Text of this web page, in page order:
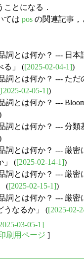
とになる．
ては pos の関連記事
詞とは何か？ --- 日本
る」 ([2025-02-04-1])
詞とは何か？ --- ただ
[2025-02-05-1])
詞とは何か？ ---
詞とは何か？ --- 分類
詞とは何か？ --- 厳密
」 ([2025-02-14-1])
詞とは何か？ --- 厳密
([2025-02-15-1])
詞とは何か？ --- 厳密
うなるか」 ([2025-02-
03-05-1]
刷用ページ ]